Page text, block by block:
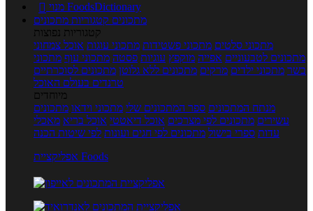

מנוי FoodsDictionary
מתכונים קטגוריות מתכונים
קטגוריות נפוצות
מתכוני סלטים מתכוני פשטידות מתכוני עוגות אוכל צמחוני
מתכונים לטבעוניים אפייה מוקפץ עוגיות פסטה מתכוני עוף מתכוני
בשר מתכוני ילדים מרקים מתכונים ללא גלוטן מתכונים לסוכרתיים
טרנדים בעולם האוכל
מיוחדים
מנתח המתכונים ספר המתכונים שלי מתכוני וידאו מתכונים
עשירים מתכונים לפי מצרכים אוכל דיאטטי אוכל בריא מאכלי
עדות ספרי בישול מתכונים לפי חגים ועונות לפי שיטות הכנה
אפליקציית Foods